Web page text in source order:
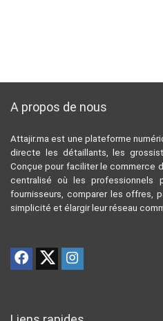
A propos de nous
Attajir.ma est une plateforme
directe les détaillants, les
Conçue pour faciliter le commerce
centralisé où les professionnels
fournisseurs, comparer les offres,
simplicité et élargir leur réseau